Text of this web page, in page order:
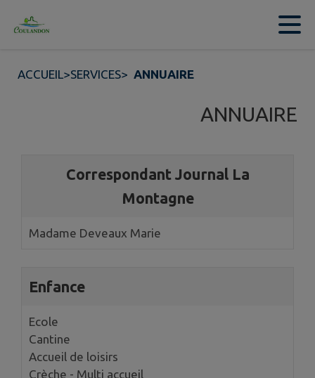
Contenu
ACCUEIL>SERVICES> ANNUAIRE
ANNUAIRE
Correspondant Journal La
Montagne
Madame Deveaux Marie
Enfance
Ecole
Cantine
Accueil de loisirs
Crèche - Multi accueil